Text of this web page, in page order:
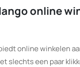
online
online winkelen
slechts een paar